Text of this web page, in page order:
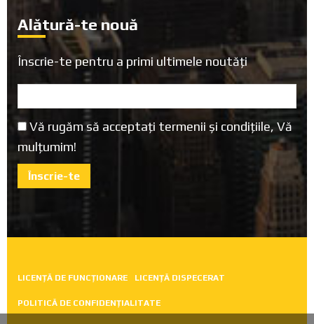
Alătură-te nouă
Înscrie-te pentru a primi ultimele noutăți
Vă rugăm să acceptați termenii și condițiile, Vă
mulțumim!
LICENȚĂ DE FUNCȚIONARE LICENȚĂ DISPECERAT
POLITICĂ DE CONFIDENȚIALITATE